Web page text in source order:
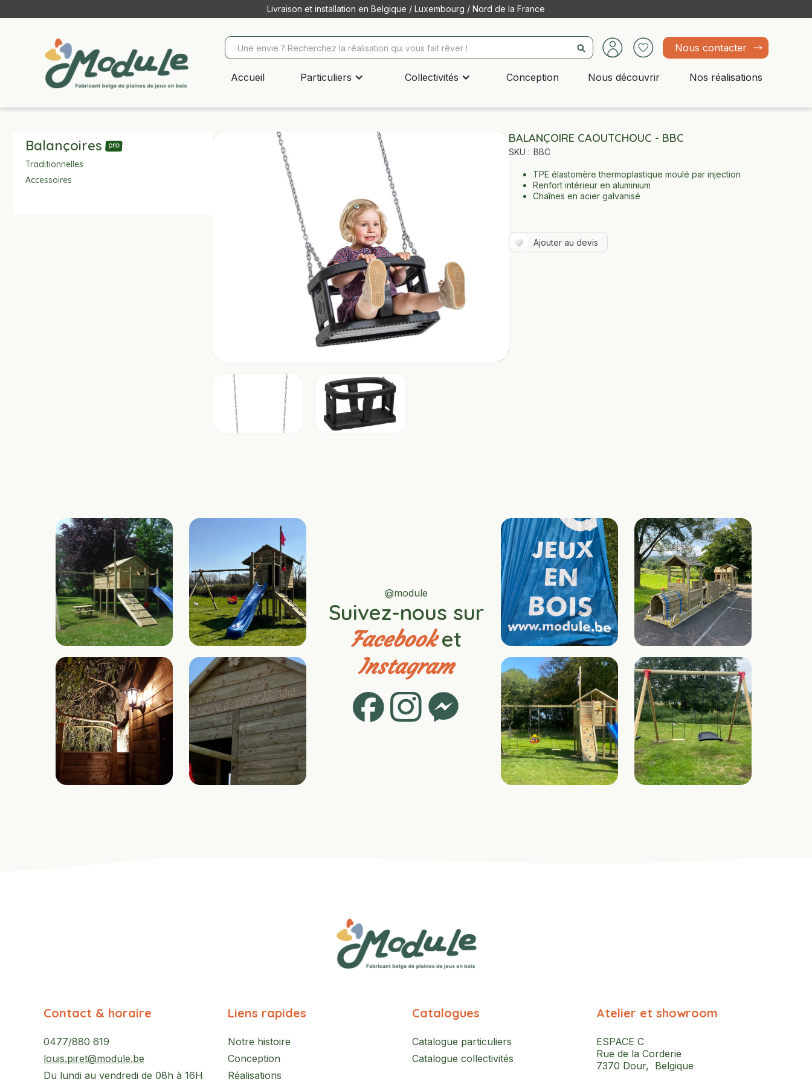
Livraison et installation en Belgique / Luxembourg / Nord de la France
Nous contacter
Accueil Particuliers Collectivités Conception Nous découvrir Nos réalisations
Balançoires
Traditionnelles
Accessoires
BALANÇOIRE CAOUTCHOUC - BBC
SKU : BBC
TPE élastomère thermoplastique moulé par injection
Renfort intérieur en aluminium
Chaînes en acier galvanisé
Ajouter au devis
@module
Suivez-nous sur
Facebooket
Instagram
Contact & horaire
0477/880 619
louis.piret@module.be
Du lundi au vendredi de 08h à 16H
Liens rapides
Notre histoire
Conception
Réalisations
Catalogues
Catalogue particuliers
Catalogue collectivités
Atelier et showroom
ESPACE C
Rue de la Corderie
7370 Dour, Belgique